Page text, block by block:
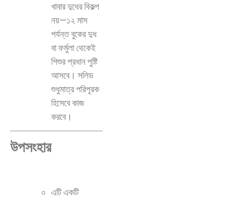
খাবার দুধের বিকল্প
নয়—১২ মাস
পর্যন্ত বুকের দুধ
বা ফর্মুলা থেকেই
শিশুর প্রধান পুষ্টি
আসবে। সলিড
শুধুমাত্র পরিপূরক
হিসেবে কাজ
করবে।
উপসংহার
এটি একটি